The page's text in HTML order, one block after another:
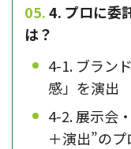
4. プロに委
は？
4-1. ブラン
感」を演出
4-2. 展示会
＋演出”のプ